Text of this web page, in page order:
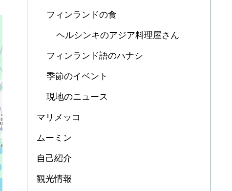
フィンランドの食
ヘルシンキのアジア料理屋さん
フィンランド語のハナシ
季節のイベント
現地のニュース
マリメッコ
ムーミン
自己紹介
観光情報